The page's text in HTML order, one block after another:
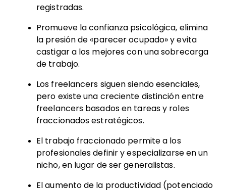
registradas.
Promueve la confianza psicológica, elimina
la presión de «parecer ocupado» y evita
castigar a los mejores con una sobrecarga
de trabajo.
Los freelancers siguen siendo esenciales,
pero existe una creciente distinción entre
freelancers basados en tareas y roles
fraccionados estratégicos.
El trabajo fraccionado permite a los
profesionales definir y especializarse en un
nicho, en lugar de ser generalistas.
El aumento de la productividad (potenciado